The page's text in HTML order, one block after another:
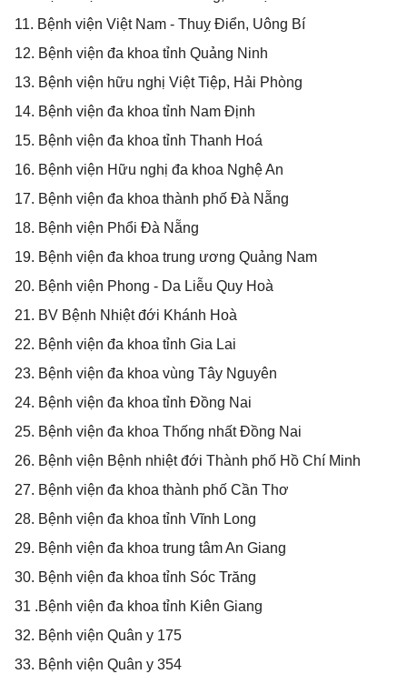
11. Bệnh viện Việt Nam - Thuỵ Điển, Uông Bí
12. Bệnh viện đa khoa tỉnh Quảng Ninh
13. Bệnh viện hữu nghị Việt Tiệp, Hải Phòng
14. Bệnh viện đa khoa tỉnh Nam Định
15. Bệnh viện đa khoa tỉnh Thanh Hoá
16. Bệnh viện Hữu nghị đa khoa Nghệ An
17. Bệnh viện đa khoa thành phố Đà Nẵng
18. Bệnh viện Phổi Đà Nẵng
19. Bệnh viện đa khoa trung ương Quảng Nam
20. Bệnh viện Phong - Da Liễu Quy Hoà
21. BV Bệnh Nhiệt đới Khánh Hoà
22. Bệnh viện đa khoa tỉnh Gia Lai
23. Bệnh viện đa khoa vùng Tây Nguyên
24. Bệnh viện đa khoa tỉnh Đồng Nai
25. Bệnh viện đa khoa Thống nhất Đồng Nai
26. Bệnh viện Bệnh nhiệt đới Thành phố Hồ Chí Minh
27. Bệnh viện đa khoa thành phố Cần Thơ
28. Bệnh viện đa khoa tỉnh Vĩnh Long
29. Bệnh viện đa khoa trung tâm An Giang
30. Bệnh viện đa khoa tỉnh Sóc Trăng
31 .Bệnh viện đa khoa tỉnh Kiên Giang
32. Bệnh viện Quân y 175
33. Bệnh viện Quân y 354